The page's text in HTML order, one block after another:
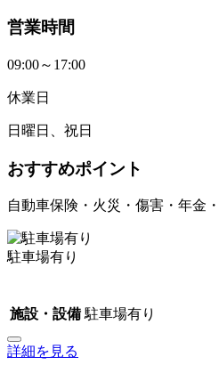
営業時間
09:00～17:00
休業日
日曜日、祝日
おすすめポイント
自動車保険・火災・傷害・年金
駐車場有り
施設・設備 駐車場有り
詳細を見る